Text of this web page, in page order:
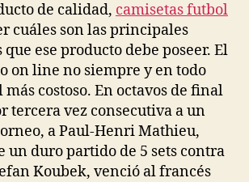
de calidad, camisetas futbol
cuáles son las principales
ese producto debe poseer. El
on line no siempre y en todo
costoso. En octavos de final
tercera vez consecutiva a un
a Paul-Henri Mathieu,
un duro partido de 5 sets contra
Koubek, venció al francés